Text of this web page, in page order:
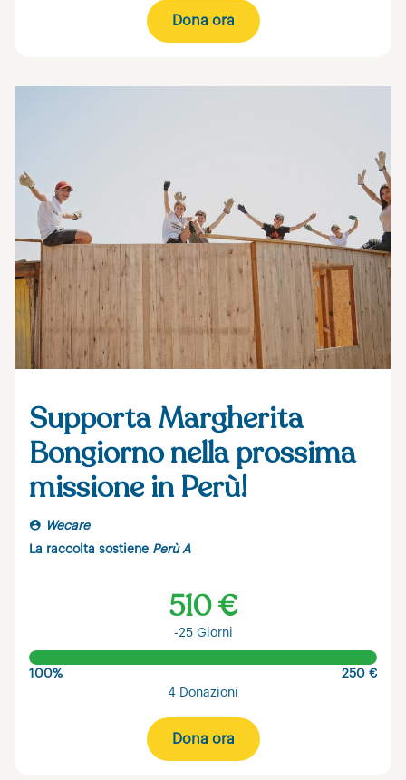
Dona ora
Supporta Margherita
Bongiorno nella prossima
missione in Perù!
Wecare
La raccolta sostiene Perù A
510 €
-25 Giorni
100%
250 €
4 Donazioni
Dona ora